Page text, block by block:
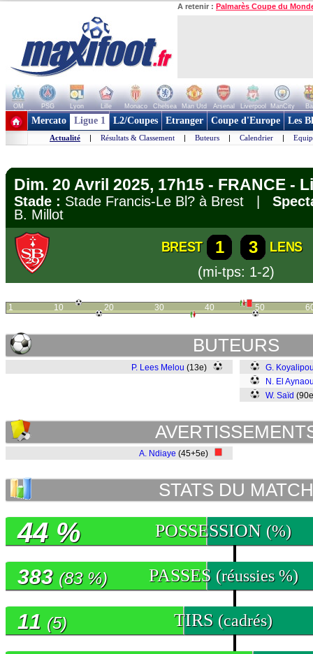
A retenir : Palmarès Coupe du
OM PSG Lyon Lille Monaco Chelsea Man Utd Arsenal Liverpool ManCity
+ de clubs
Mercato Ligue 1 L2/Coupes Etranger Coupe d'Europe Les
Actualité | Résultats & Classement | Buteurs | Calendrier |
Dim. 20 Avril 2025, 17h15 - FRANCE -
Stade : Stade Francis-Le Bl? à Brest |
B. Millot
BREST 1 3
LENS
(mi-tps: 1-2)
1 10 20 30 40 50
BUTEURS
P. Lees Melou (13e)
G.
N. El
W. Saïd
A. Ndiaye (45+5e)
STATS DU MATCH
POSSESSION (%)
44 %
PASSES (réussies %)
383 (83 %)
TIRS (cadrés)
11 (5)